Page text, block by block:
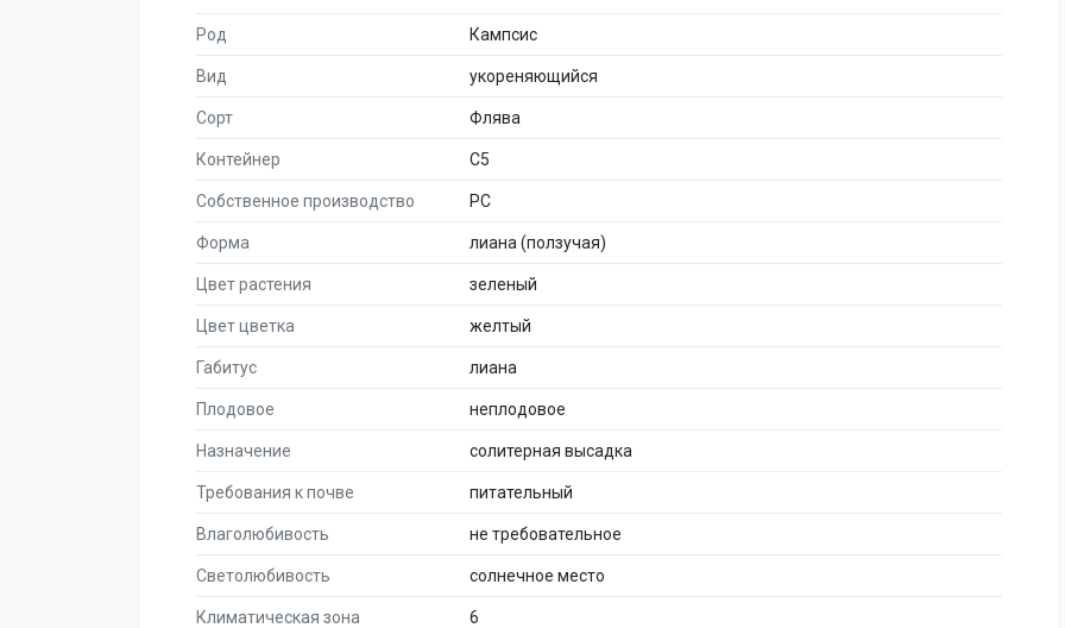
Род Кампсис
Вид укореняющийся
Сорт Флява
Контейнер C5
Собственное производство PC
Форма лиана (ползучая)
Цвет растения зеленый
Цвет цветка желтый
Габитус лиана
Плодовое неплодовое
Назначение солитерная высадка
Требования к почве питательный
Влаголюбивость не требовательное
Светолюбивость солнечное место
Климатическая зона 6